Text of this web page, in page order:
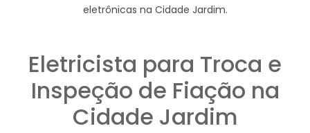
eletrônicas na Cidade Jardim.
Eletricista para Troca e
Inspeção de Fiação na
Cidade Jardim